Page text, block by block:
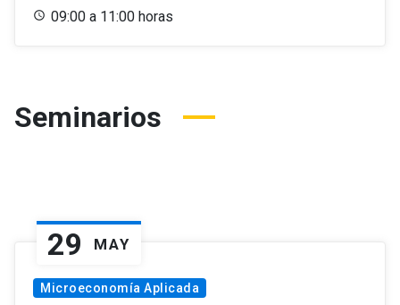
09:00 a 11:00 horas
Seminarios
29 MAY
Microeconomía Aplicada